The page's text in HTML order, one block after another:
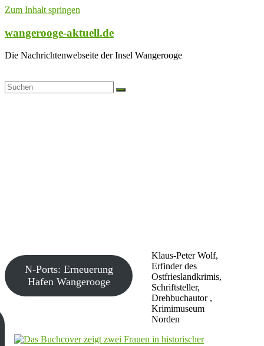
Zum Inhalt springen
wangerooge-aktuell.de
Die Nachrichtenwebseite der Insel Wangerooge
Klaus-Peter Wolf,
Erfinder des
Ostfrieslandkrimis,
Schriftsteller,
Drehbuchautor ,
Krimimuseum
Norden
N-Ports: Erneuerung
Hafen Wangerooge